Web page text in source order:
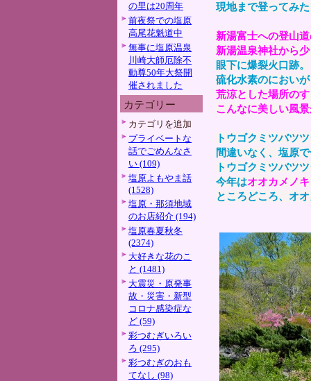
の里は20周年
前夜祭での塩原
高尾花魁道中
無事に塩原温泉
川崎大師厄除不
動尊50年大祭開
催されました
カテゴリー
カテゴリを追加
プライベートな
話でごめんなさ
い (109)
塩原よもやま話
(1528)
塩原・那須地域
のお店紹介 (194)
塩原春夏秋冬
(2374)
大好きな花のこ
と (1481)
大震災・原発事
故・災害・新型
コロナ感染症な
ど (59)
彩つむぎいろい
ろ (295)
彩つむぎのおも
てなし (98)
現地まで登ってみ
新湯富士への登山
新湯温泉神社から
眼下に爆裂火口跡。
硫化水素のにおい
荒涼とした場所の
こんなに美しい風
トウゴクミツバツ
間違いなく、塩原
トウゴクミツバツ
今年はオオカメノ
ところどころ、オ